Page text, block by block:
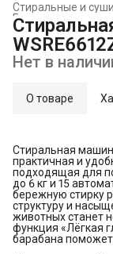
Стиральные и
Главная
›
Нет в
О товаре
Стиральная
практичная и
подходящая для
до 6 кг и 15
бережную стирку
структуру и
животных станет
функция «Лёгкая
барабана